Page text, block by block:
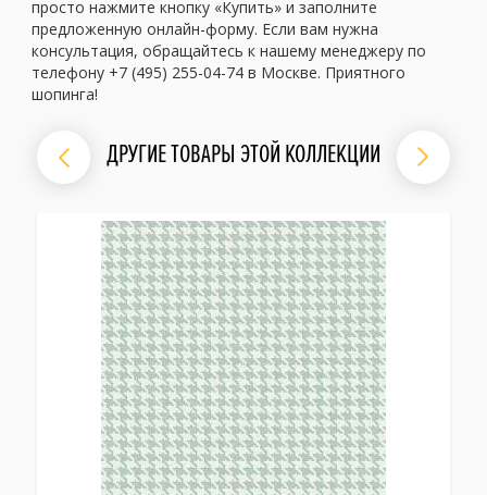
просто нажмите кнопку «Купить» и заполните
предложенную онлайн-форму. Если вам нужна
консультация, обращайтесь к нашему менеджеру по
телефону +7 (495) 255-04-74 в Москве. Приятного
шопинга!
ДРУГИЕ ТОВАРЫ ЭТОЙ КОЛЛЕКЦИИ